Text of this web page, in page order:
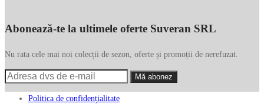
Abonează-te la ultimele oferte Suveran SRL
Nu rata cele mai noi colecții de sezon, oferte și promoții de nerefuzat.
Politica de confidențialitate